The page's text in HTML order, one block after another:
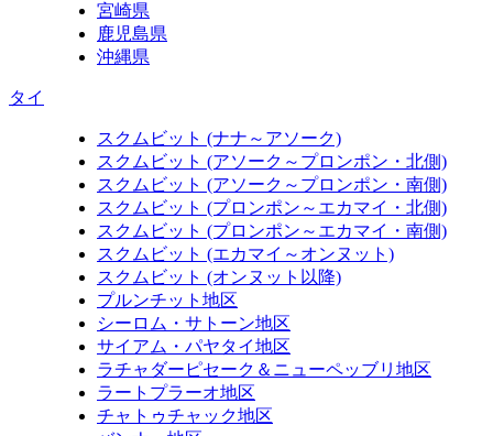
宮崎県
鹿児島県
沖縄県
タイ
スクムビット (ナナ～アソーク)
スクムビット (アソーク～プロンポン・北側)
スクムビット (アソーク～プロンポン・南側)
スクムビット (プロンポン～エカマイ・北側)
スクムビット (プロンポン～エカマイ・南側)
スクムビット (エカマイ～オンヌット)
スクムビット (オンヌット以降)
プルンチット地区
シーロム・サトーン地区
サイアム・パヤタイ地区
ラチャダーピセーク＆ニューペッブリ地区
ラートプラーオ地区
チャトゥチャック地区